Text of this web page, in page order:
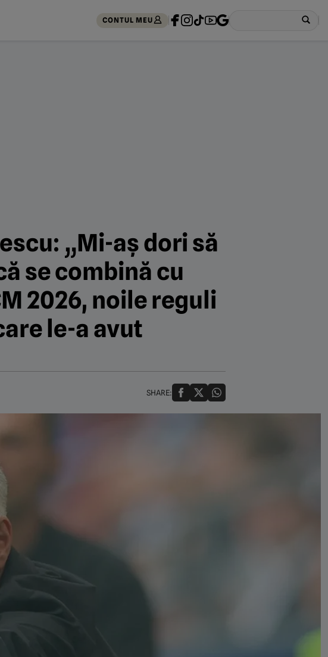
CONTUL MEU
„Mi-aș dori să
se combină cu
2026, noile reguli
le-a avut
SHARE: